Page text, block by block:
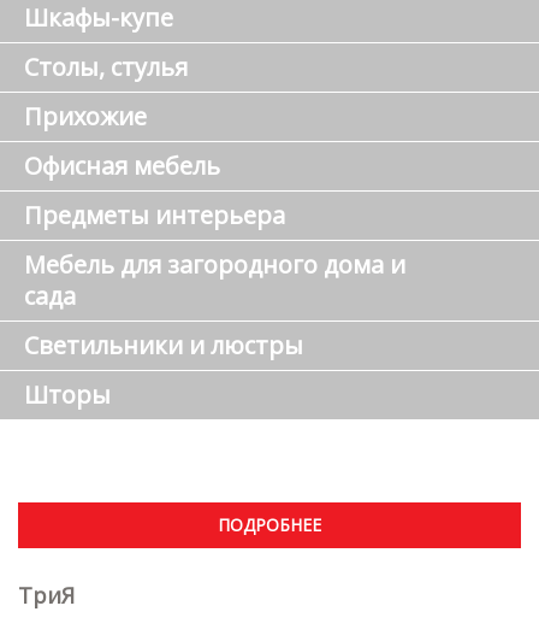
Шкафы-купе
Столы, стулья
Прихожие
Офисная мебель
Предметы интерьера
Мебель для загородного дома и
сада
Светильники и люстры
Шторы
ПОДРОБНЕЕ
ТриЯ